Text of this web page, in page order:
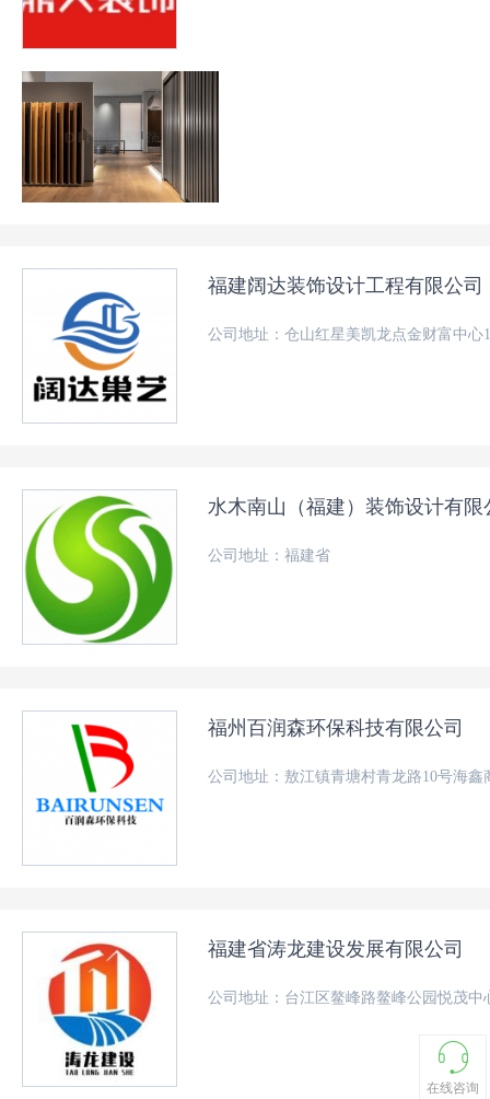
福建阔达装饰设计工程有限公司
公司地址：仓山红星美凯龙点金财富中心
水木南山（福建）装饰设计有限
公司地址：福建省
福州百润森环保科技有限公司
公司地址：敖江镇青塘村青龙路10号海鑫
福建省涛龙建设发展有限公司
公司地址：台江区鳌峰路鳌峰公园悦茂中
在线咨询